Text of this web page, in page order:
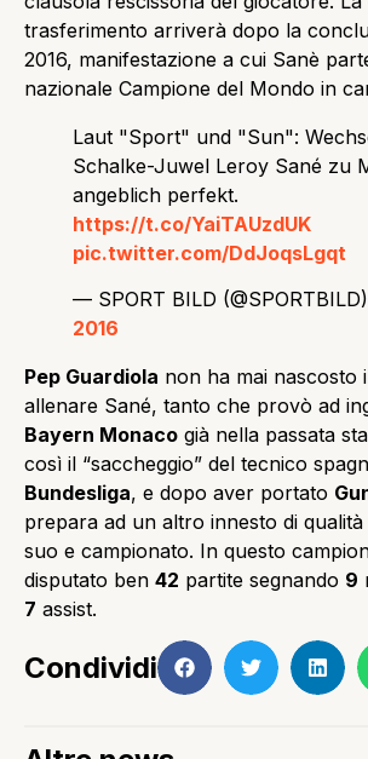
trasferimento arriverà dopo la
2016, manifestazione a cui Sanè
nazionale Campione del Mondo in
Laut "Sport" und "Sun":
Schalke-Juwel Leroy Sané zu
angeblich perfekt.
https://t.co/YaiTAUzdUK
pic.twitter.com/DdJoqsLgqt
— SPORT BILD (@SPORTBILD)
2016
Pep Guardiola non ha mai nascosto
allenare Sané, tanto che provò ad
Bayern Monaco già nella passata
così il “saccheggio” del tecnico
Bundesliga, e dopo aver portato
prepara ad un altro innesto di
suo e campionato. In questo
disputato ben 42 partite segnando 9
7 assist.
Condividi